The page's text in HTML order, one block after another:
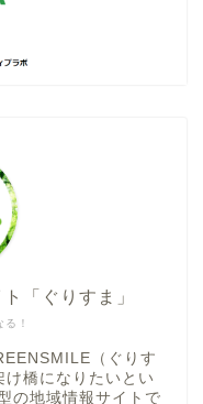
！
「ぐりすま」
（ぐりす
橋になりたいとい
の地域情報サイトで